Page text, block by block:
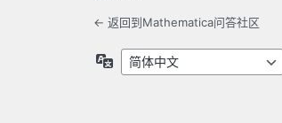
← 返回到Mathematica问答社区
言